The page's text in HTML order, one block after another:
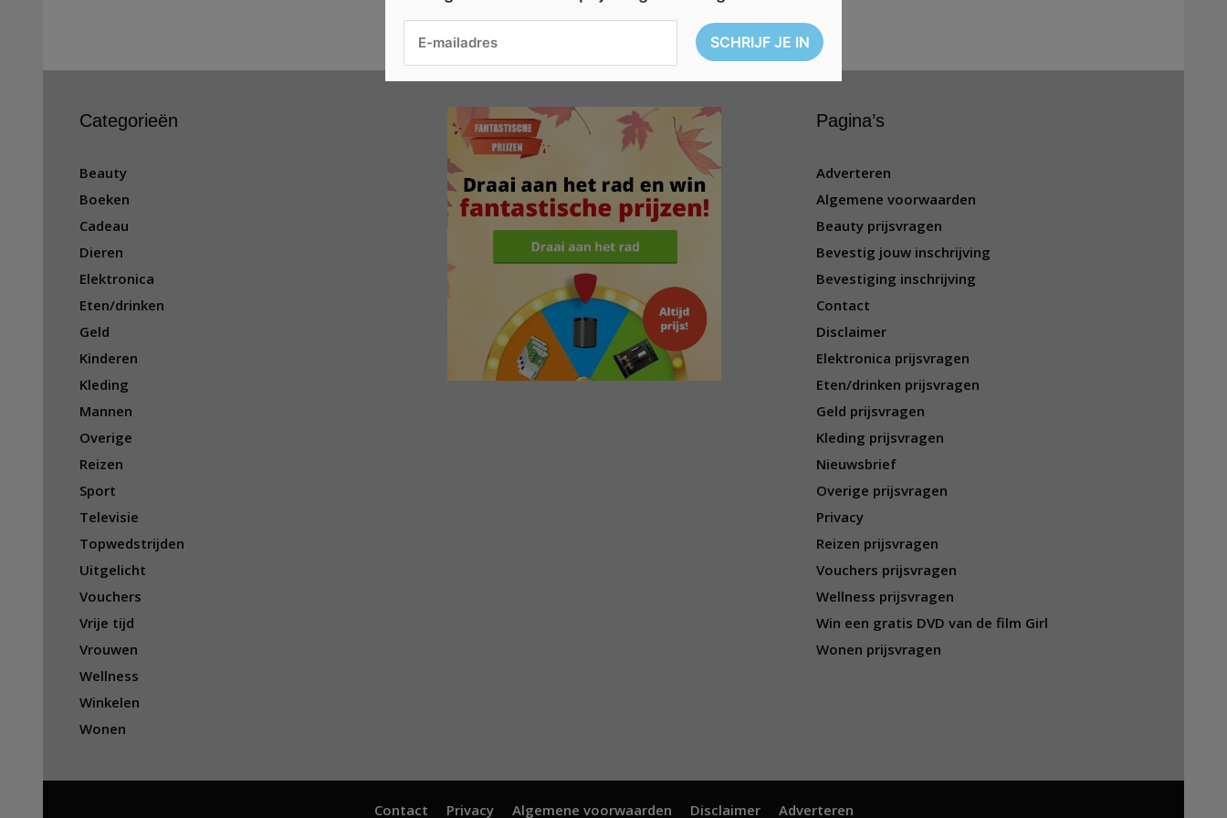
Categorieën
Beauty
Boeken
Cadeau
Dieren
Elektronica
Eten/drinken
Geld
Kinderen
Kleding
Mannen
Overige
Reizen
Sport
Televisie
Topwedstrijden
Uitgelicht
Vouchers
Vrije tijd
Vrouwen
Wellness
Winkelen
Wonen
Pagina’s
Adverteren
Algemene voorwaarden
Beauty prijsvragen
Bevestig jouw inschrijving
Bevestiging inschrijving
Contact
Disclaimer
Elektronica prijsvragen
Eten/drinken prijsvragen
Geld prijsvragen
Kleding prijsvragen
Nieuwsbrief
Overige prijsvragen
Privacy
Reizen prijsvragen
Vouchers prijsvragen
Wellness prijsvragen
Win een gratis DVD van de film Girl
Wonen prijsvragen
Contact Privacy Algemene voorwaarden Disclaimer Adverteren